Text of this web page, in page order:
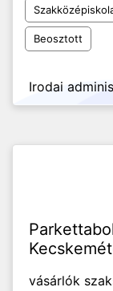
Beosztott
Irodai
vásárlók